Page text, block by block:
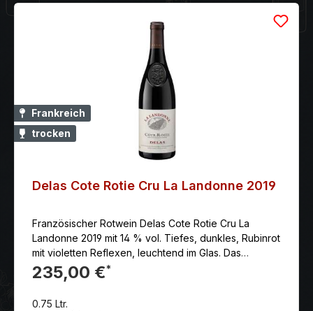
Frankreich
trocken
Delas Cote Rotie Cru La Landonne 2019
Französischer Rotwein Delas Cote Rotie Cru La
Landonne 2019 mit 14 % vol. Tiefes, dunkles, Rubinrot
mit violetten Reflexen, leuchtend im Glas. Das
Bouquet ist herrlich aromatisch,fruchtig und
animierend. Mit Noten von dunklen Waldbeeren,
235,00 €*
0.75 Ltr.